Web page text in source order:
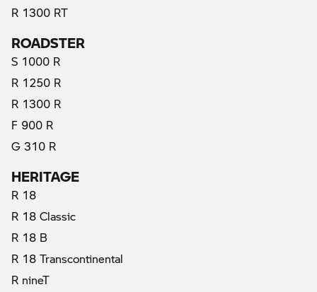
R 1300 RT
ROADSTER
S 1000 R
R 1250 R
R 1300 R
F 900 R
G 310 R
HERITAGE
R 18
R 18 Classic
R 18 B
R 18 Transcontinental
R nineT